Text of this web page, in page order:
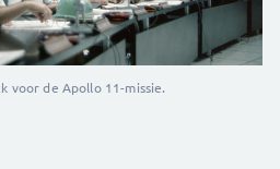
voor de Apollo 11-missie.